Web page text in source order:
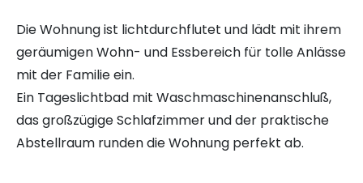
Die Wohnung ist lichtdurchflutet und lädt mit ihrem
geräumigen Wohn- und Essbereich für tolle Anlässe
mit der Familie ein.
Ein Tageslichtbad mit Waschmaschinenanschluß,
das großzügige Schlafzimmer und der praktische
Abstellraum runden die Wohnung perfekt ab.